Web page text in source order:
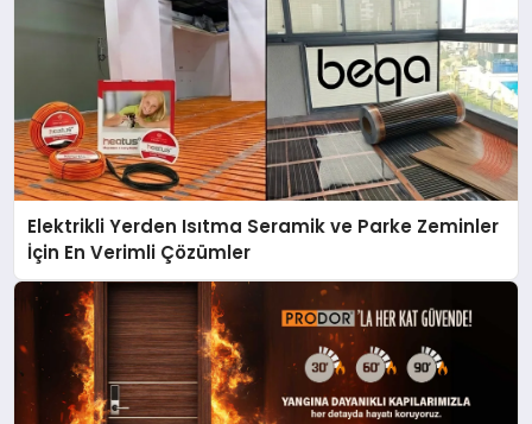
Elektrikli Yerden Isıtma Seramik ve Parke Zeminler
İçin En Verimli Çözümler